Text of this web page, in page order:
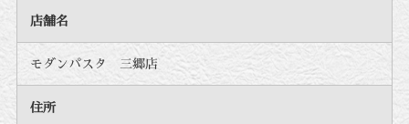
店舗名
モダンパスタ 三郷店
住所